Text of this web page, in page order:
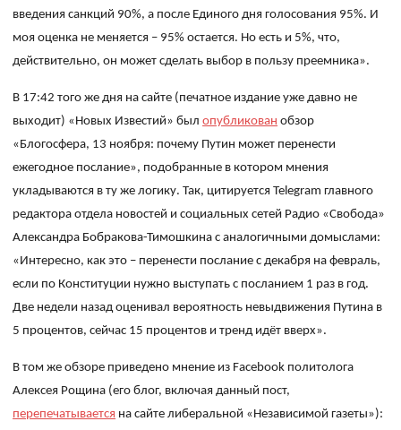
введения санкций 90%, а после Единого дня голосования 95%. И
моя оценка не меняется – 95% остается. Но есть и 5%, что,
действительно, он может сделать выбор в пользу преемника».
В 17:42 того же дня на сайте (печатное издание уже давно не
выходит) «Новых Известий» былопубликован обзор
«Блогосфера, 13 ноября: почему Путин может перенести
ежегодное послание», подобранные в котором мнения
укладываются в ту же логику. Так, цитируется Telegram главного
редактора отдела новостей и социальных сетей Радио «Свобода»
Александра Бобракова-Тимошкина с аналогичными домыслами:
«Интересно, как это – перенести послание с декабря на февраль,
если по Конституции нужно выступать с посланием 1 раз в год.
Две недели назад оценивал вероятность невыдвижения Путина в
5 процентов, сейчас 15 процентов и тренд идёт вверх».
В том же обзоре приведено мнение из Facebook политолога
Алексея Рощина (его блог, включая данный пост,
перепечатывается на сайте либеральной «Независимой газеты»):